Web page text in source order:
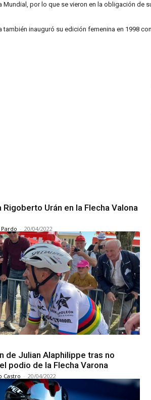
Mundial, por lo que se vieron en la obligación de
también inauguró su edición femenina en 1998
Rigoberto Urán en la Flecha Valona
- 20/04/2022
de Julian Alaphilippe tras no
podio de la Flecha Varona
Castro - 20/04/2022